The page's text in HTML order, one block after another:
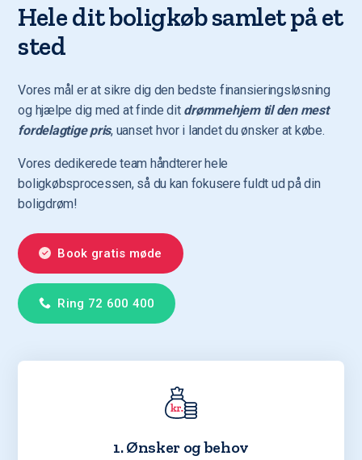
Hele dit boligkøb samlet på et
sted
Vores mål er at sikre dig den bedste finansieringsløsning
og hjælpe dig med at finde dit drømmehjem til den mest
fordelagtige pris, uanset hvor i landet du ønsker at købe.
Vores dedikerede team håndterer hele
boligkøbsprocessen, så du kan fokusere fuldt ud på din
boligdrøm!
Book gratis møde
Ring 72 600 400
1. Ønsker og behov